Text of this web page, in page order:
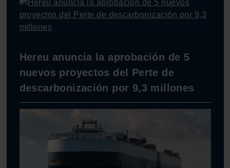
Hereu anuncia la aprobación de 5
nuevos proyectos del Perte de
descarbonización por 9,3 millones